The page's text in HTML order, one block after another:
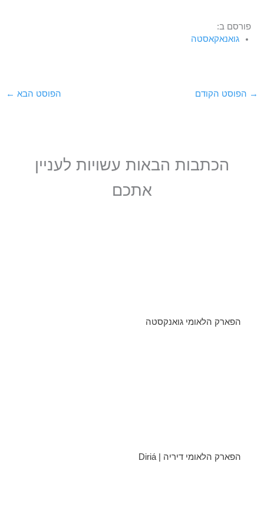
פורסם ב:
גואנאקאסטה
→ הפוסט הקודם הפוסט הבא ←
הכתבות הבאות עשויות לעניין
אתכם
הפארק הלאומי גואנקסטה
הפארק הלאומי דיריה | Diriá